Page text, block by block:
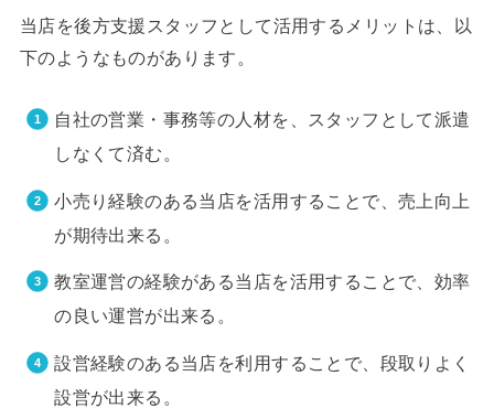
当店を後方支援スタッフとして活用するメリットは、以
下のようなものがあります。
自社の営業・事務等の人材を、スタッフとして派遣
しなくて済む。
小売り経験のある当店を活用することで、売上向上
が期待出来る。
教室運営の経験がある当店を活用することで、効率
の良い運営が出来る。
設営経験のある当店を利用することで、段取りよく
設営が出来る。